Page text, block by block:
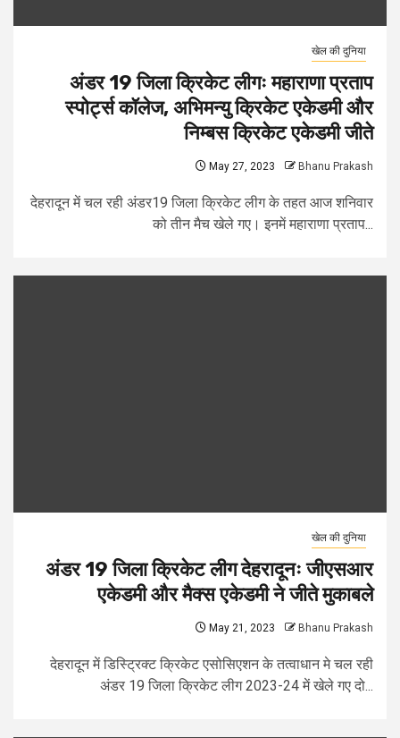
खेल की दुनिया
अंडर 19 जिला क्रिकेट लीगः महाराणा प्रताप
स्पोर्ट्स कॉलेज, अभिमन्यु क्रिकेट एकेडमी और
निम्बस क्रिकेट एकेडमी जीते
May 27, 2023 Bhanu Prakash
देहरादून में चल रही अंडर19 जिला क्रिकेट लीग के तहत आज शनिवार
को तीन मैच खेले गए। इनमें महाराणा प्रताप...
खेल की दुनिया
अंडर 19 जिला क्रिकेट लीग देहरादूनः जीएसआर
एकेडमी और मैक्स एकेडमी ने जीते मुकाबले
May 21, 2023 Bhanu Prakash
देहरादून में डिस्ट्रिक्ट क्रिकेट एसोसिएशन के तत्वाधान मे चल रही
अंडर 19 जिला क्रिकेट लीग 2023-24 में खेले गए दो...